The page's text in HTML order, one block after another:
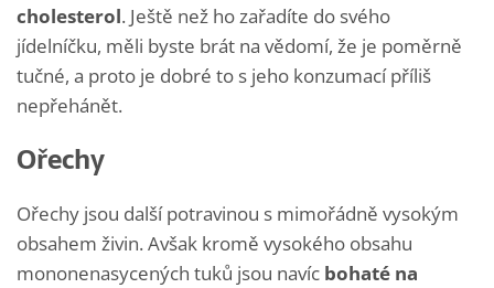
cholesterol. Ještě než ho zařadíte do svého
jídelníčku, měli byste brát na vědomí, že je poměrně
tučné, a proto je dobré to s jeho konzumací příliš
nepřehánět.
Ořechy
Ořechy jsou další potravinou s mimořádně vysokým
obsahem živin. Avšak kromě vysokého obsahu
mononenasycených tuků jsou navíc bohaté na